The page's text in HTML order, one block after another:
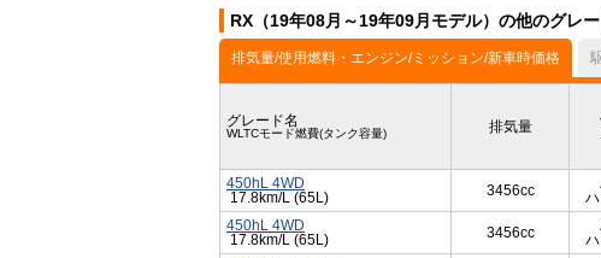
RX（19年08月～19年09月モデル）の他のグレ
排気量/使用燃料・エンジン/ミッション/新車時価格
グレード名
WLTCモード燃費(タンク容量) 排気量
450hL 4WD
17.8km/L (65L)
3456cc
450hL 4WD
17.8km/L (65L)
3456cc